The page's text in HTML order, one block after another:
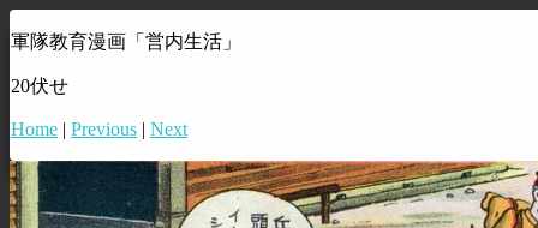
軍隊教育漫画「営内生活」
20伏せ
Home | Previous | Next